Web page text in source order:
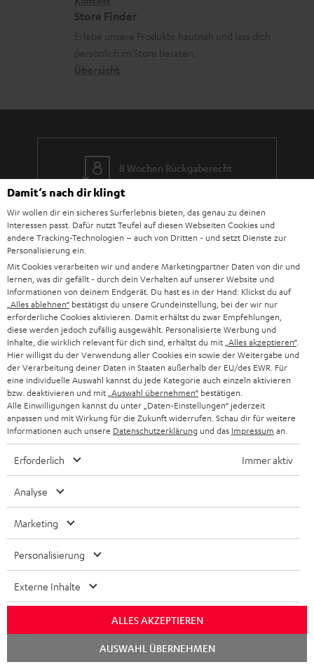
a
r
a
i
e
ü
c
a
h
m
e
k
o
d
a
n
Store Finder
Erlebe unsere Produkte hautnah und lass dich
persönlich im Store beraten.
8 Wochen Rückgaberecht
9 Teufel Stores
Mehr als 45 Jahre Erfahrung
Teufel Blog
Audio-Technologien, HiFi-Trends, Tipps & Tricks
Häufige Fragen
Kontakt
Rückgabe / Rücktritt
Sendungsverfolgung
im Store beraten.
Damit‘s nach dir klingt
Wir wollen dir ein sicheres Surferlebnis bieten, das genau zu deinen
Interessen passt. Dafür nutzt Teufel auf diesen Webseiten Cookies und
andere Tracking-Technologien – auch von Dritten - und setzt Dienste zur
Personalisierung ein.
Mit Cookies verarbeiten wir und andere Marketingpartner Daten von dir und
lernen, was dir gefällt - durch dein Verhalten auf unserer Website und
Informationen von deinem Endgerät. Du hast es in der Hand: Klickst du auf
„Alles ablehnen“ bestätigst du unsere Grundeinstellung, bei der wir nur
erforderliche Cookies aktivieren. Damit erhältst du zwar Empfehlungen,
diese werden jedoch zufällig ausgewählt. Personalisierte Werbung und
Inhalte, die wirklich relevant für dich sind, erhältst du mit „Alles akzeptieren“.
Hier willigst du der Verwendung aller Cookies ein sowie der Weitergabe und
der Verarbeitung deiner Daten in Staaten außerhalb der EU/des EWR. Für
eine individuelle Auswahl kannst du jede Kategorie auch einzeln aktivieren
bzw. deaktivieren und mit „Auswahl übernehmen“ bestätigen.
Alle Einwilligungen kannst du unter „Daten-Einstellungen“ jederzeit
anpassen und mit Wirkung für die Zukunft widerrufen. Schau dir für weitere
Informationen auch unsere Datenschutzerklärung und das Impressum an.
Erforderlich Immer aktiv
Analyse
Marketing
Personalisierung
Externe Inhalte
ALLES AKZEPTIEREN
AUSWAHL ÜBERNEHMEN